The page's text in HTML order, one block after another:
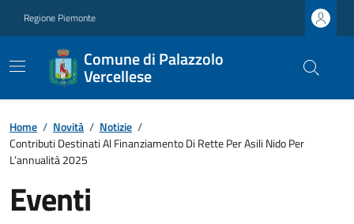
Regione Piemonte
Comune di Palazzolo
Vercellese
Home / Novità / Notizie /
Contributi Destinati Al Finanziamento Di Rette Per Asili Nido Per
L’annualità 2025
Eventi